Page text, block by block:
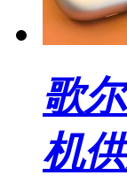
歌
机